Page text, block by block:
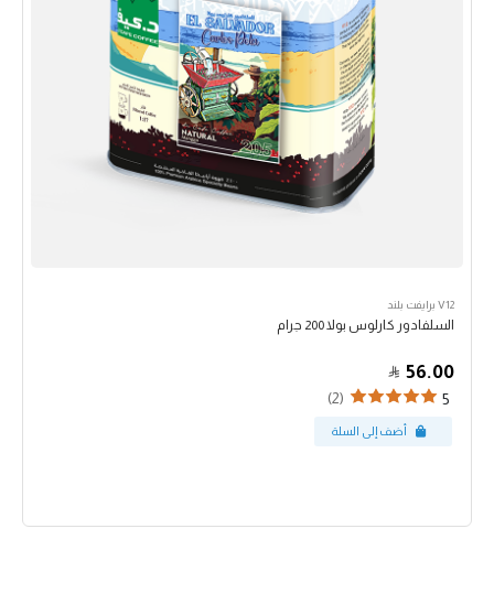
V12 برايفت بلند
السلفادور كارلوس بولا 200 جرام
56.00
5
(2)